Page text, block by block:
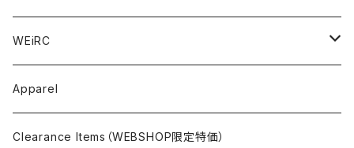
Accessories
Discontinued Products
Option Parts For A800R
M-Chassis（1/10 W/B210-225mm）
F1（1/10）
X4F
YOKOMO
BD12
BD11
MUGEN
MTC2
SANWA
Electronics
Tire Cleaner/Additive
Shock Oil＜ショックオイル＞
Diff Oil＜デフオイル＞
Tires＜タイヤ関連＞
Additive＜グリップ剤＞
Glue＜瞬間接着剤＞
OptionParts＜オプションパーツ＞
AWESOMATIX A800R＜A800R用オプション＞
Accessories＜アクセサリー＞
WEiRC
Spring Steel Chassis
DLC Black Spring Steel Chassis
Apparel
Clearance Items（WEBSHOP限定特価）